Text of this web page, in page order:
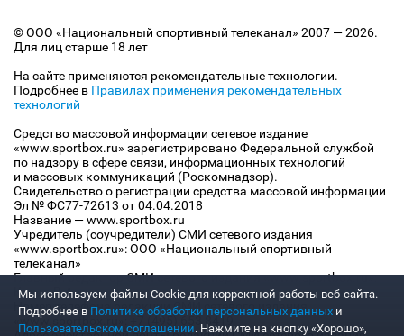
© ООО «Национальный спортивный телеканал» 2007 — 2026.
Для лиц старше 18 лет
На сайте применяются рекомендательные технологии.
Подробнее в Правилах применения рекомендательных
технологий
Средство массовой информации сетевое издание
«www.sportbox.ru» зарегистрировано Федеральной службой
по надзору в сфере связи, информационных технологий
и массовых коммуникаций (Роскомнадзор).
Свидетельство о регистрации средства массовой информации
Эл № ФС77-72613 от 04.04.2018
Название — www.sportbox.ru
Учредитель (соучредители) СМИ сетевого издания
«www.sportbox.ru»: ООО «Национальный спортивный
телеканал»
Главный редактор СМИ сетевого издания «www.sportbox.ru»:
Конов В.А.
Номер телефона редакции СМИ сетевого издания
«www.sportbox.ru»: +7 (495) 653 8419
Мы используем файлы Сookie для корректной работы веб-сайта.
Подробнее в Политике обработки персональных данных и
Пользовательском соглашении. Нажмите на кнопку «Хорошо»,